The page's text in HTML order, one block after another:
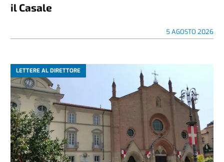
il Casale
5 AGOSTO 2026
LETTERE AL DIRETTORE